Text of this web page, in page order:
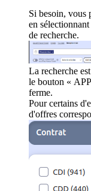
Si besoin, vous
en
de recherche.
La recherche
le bouton «
ferme.
Pour certains
d'offres